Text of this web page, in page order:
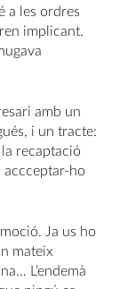
a les ordres
implicant.
amb un
i un tracte:
recaptació
accceptar-ho
Ja us ho
mateix
L’endemà